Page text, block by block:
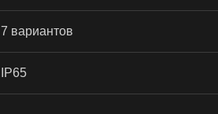
7 вариантов
IP65